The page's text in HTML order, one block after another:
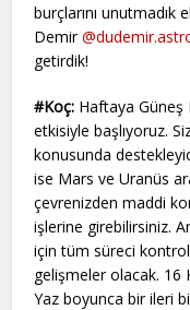
burçlarını
Demir
getirdik!
#Koç: Haftaya Güneş
etkisiyle başlıyoruz.
konusunda
ise Mars ve Uranüs
çevrenizden maddi
işlerine girebilirsiniz.
için tüm süreci
gelişmeler olacak. 16
Yaz boyunca bir ileri